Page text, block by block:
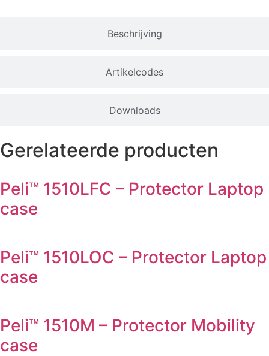
Beschrijving
Artikelcodes
Downloads
Gerelateerde producten
Peli™ 1510LFC – Protector Laptop
case
Peli™ 1510LOC – Protector Laptop
case
Peli™ 1510M – Protector Mobility
case